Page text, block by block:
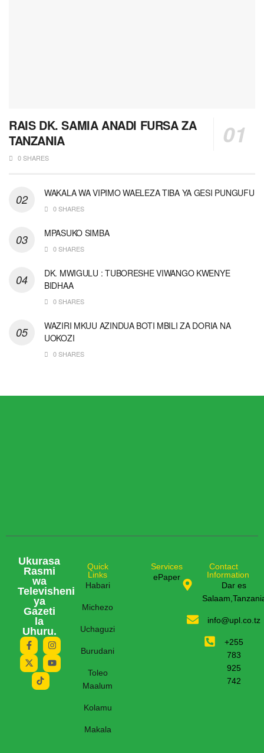
RAIS DK. SAMIA ANADI FURSA ZA
TANZANIA
0 SHARES
WAKALA WA VIPIMO WAELEZA TIBA YA GESI PUNGUFU
0 SHARES
MPASUKO SIMBA
0 SHARES
DK. MWIGULU : TUBORESHE VIWANGO KWENYE
BIDHAA
0 SHARES
WAZIRI MKUU AZINDUA BOTI MBILI ZA DORIA NA
UOKOZI
0 SHARES
Ukurasa
Rasmi
wa
Televisheni
ya
Gazeti
la
Uhuru.
Quick
Links
Habari
Michezo
Uchaguzi
Burudani
Toleo
Maalum
Kolamu
Makala
Services
ePaper
Contact
Information
Dar es
info@upl.co.tz
+255
783
925
742